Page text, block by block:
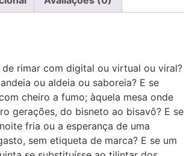
de rimar com digital ou virtual ou viral?
ou aldeia ou saboreia? E se
cheiro a fumo; àquela mesa onde
gerações, do bisneto ao bisavô? E se
fria ou a esperança de uma
sem etiqueta de marca? E se um